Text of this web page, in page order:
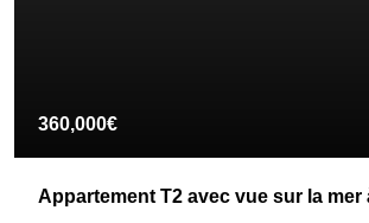
360,000€
Appartement T2 avec vue sur la mer